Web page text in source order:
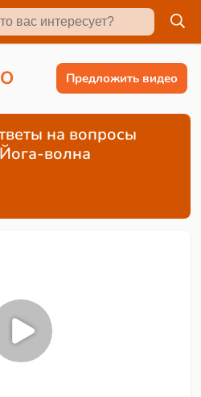
O Предложить видео
на вопросы
волна